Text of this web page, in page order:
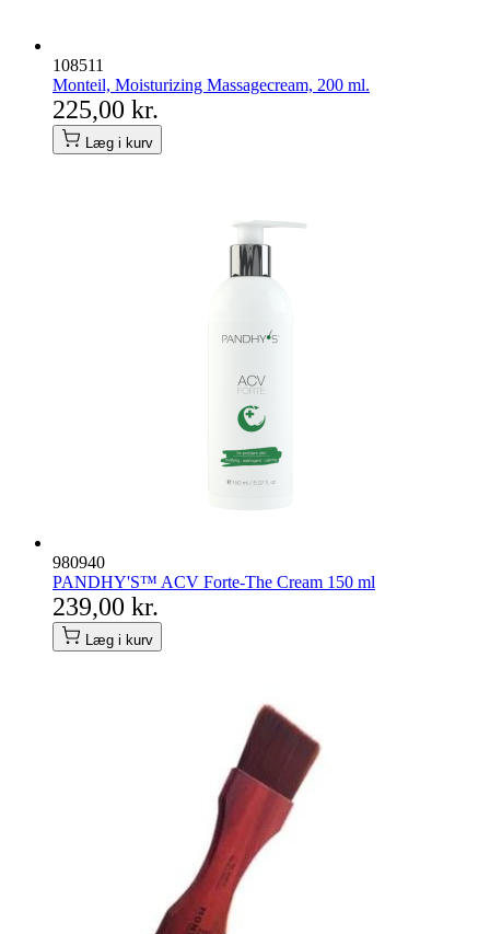
108511
Monteil, Moisturizing Massagecream, 200 ml.
225,00 kr.
Læg i kurv
980940
PANDHY'S™ ACV Forte-The Cream 150 ml
239,00 kr.
Læg i kurv